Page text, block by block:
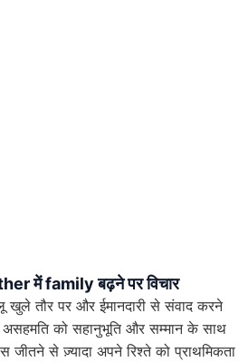
में family बढ़ने पर विचार
तौर पर और ईमानदारी से संवाद करने
असहमति को सहानुभूति और सम्मान के साथ
जीतने से ज़्यादा अपने रिश्ते को प्राथमिकता